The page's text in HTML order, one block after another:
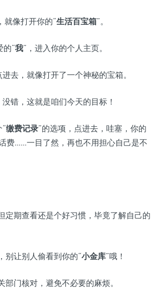
就像打开你的“生活百宝箱”。
的“我”，进入你的个人主页。
去，就像打开了一个神秘的宝箱。
没错，这就是咱们今天的目标！
缴费记录”的选项，点进去，哇塞，你的
费……一目了然，再也不用担心自己是不
定期查看还是个好习惯，毕竟了解自己的
别让别人偷看到你的“小金库”哦！
部门核对，避免不必要的麻烦。